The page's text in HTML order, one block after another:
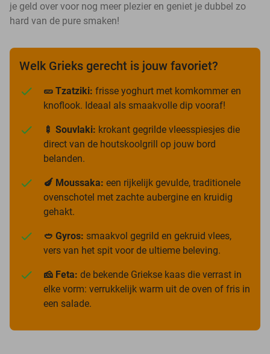
je geld over voor nog meer plezier en geniet je dubbel zo
hard van de pure smaken!
Welk Grieks gerecht is jouw favoriet?
🥒 Tzatziki: frisse yoghurt met komkommer en
knoflook. Ideaal als smaakvolle dip vooraf!
🍢 Souvlaki: krokant gegrilde vleesspiesjes die
direct van de houtskoolgrill op jouw bord
belanden.
🍆 Moussaka: een rijkelijk gevulde, traditionele
ovenschotel met zachte aubergine en kruidig
gehakt.
🥙 Gyros: smaakvol gegrild en gekruid vlees,
vers van het spit voor de ultieme beleving.
🧀 Feta: de bekende Griekse kaas die verrast in
elke vorm: verrukkelijk warm uit de oven of fris in
een salade.